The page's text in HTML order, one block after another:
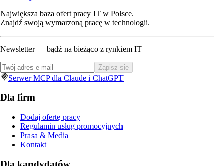
Największa baza ofert pracy IT w Polsce.
Znajdź swoją wymarzoną pracę w technologii.
Newsletter — bądź na bieżąco z rynkiem IT
Zapisz się
Serwer MCP dla Claude i ChatGPT
Dla firm
Dodaj ofertę pracy
Regulamin usług promocyjnych
Prasa & Media
Kontakt